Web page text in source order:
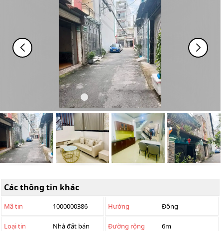
Các thông tin khác
Mã tin 1000000386 Hướng Đông
Loại tin Nhà đất bán Đường rộng 6m